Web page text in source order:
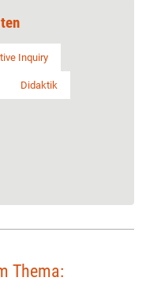
Inquiry
Didaktik
Thema: